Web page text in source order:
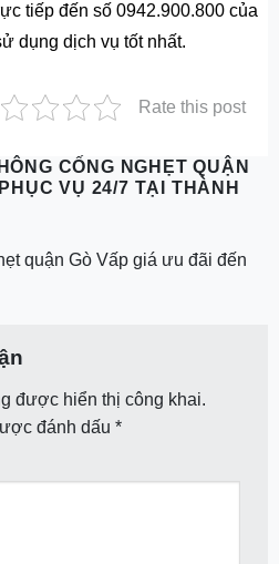
tiếp đến số 0942.900.800 của
dụng dịch vụ tốt nhất.
Rate this post
CỐNG NGHẸT QUẬN
VỤ 24/7 TẠI THÀNH
quận Gò Vấp giá ưu đãi đến
được hiển thị công khai.
đánh dấu *